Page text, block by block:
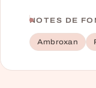
NOTES DE
Ambroxan